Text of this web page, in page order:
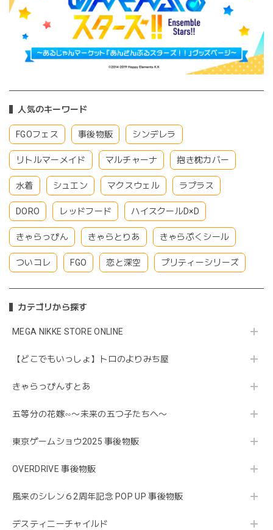
人気のキーワード
FGOフェス 事後物販 シンデレラ
リトルマーメイド マルチャーナ 抱き枕カバー
水着 シュエン マクスウェル ラプラス
DORO レッドフード ハイスクールD×D
きゃらっぴん きゃらとりあ きゃらぷくシール
ついコレ FGO 恋と深空 プリティーシリーズ
カテゴリから探す
MEGA NIKKE STORE ONLINE
【どこでもいっしょ】トロのよりみち屋
きゃらっぴんすとあ
五等分の花嫁∽〜未来の五つ子たちへ〜
東京ゲームショウ2025 事後物販
OVERDRIVE 事後物販
風来のシレン６2周年記念 POP UP 事後物販
デスティニーチャイルド